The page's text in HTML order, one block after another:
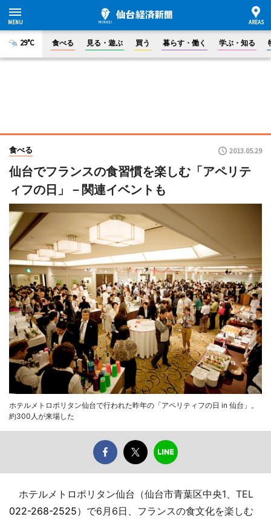
29°C 食べる 見る・遊ぶ 買う 暮らす・働く 学ぶ・知る
食べる 2013.05.29
仙台でフランスの食習慣を楽しむ「アペリテ
ィフの日」－関連イベントも
ホテルメトロポリタン仙台で行われた昨年の「アペリティフの日 in 仙台」。
約300人が来場した
ホテルメトロポリタン仙台（仙台市青葉区中央1、TEL
022-268-2525）で6月6日、フランスの食文化を楽しむ